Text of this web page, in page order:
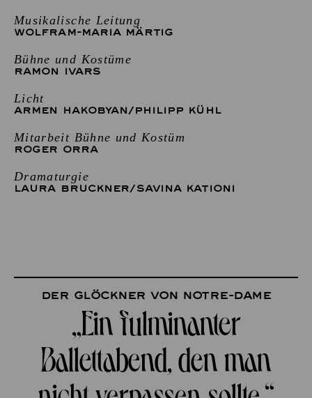
Musikalische Leitung
WOLFRAM-MARIA MÄRTIG
Bühne und Kostüme
RAMON IVARS
Licht
ARMEN HAKOBYAN/PHILIPP KÜHL
Mitarbeit Bühne und Kostüm
ROGER ORRA
Dramaturgie
LAURA BRUCKNER/SAVINA KATIONI
Der Glöckner von Notre-Dame
„Ein fulminanter
Ballettabend, den man